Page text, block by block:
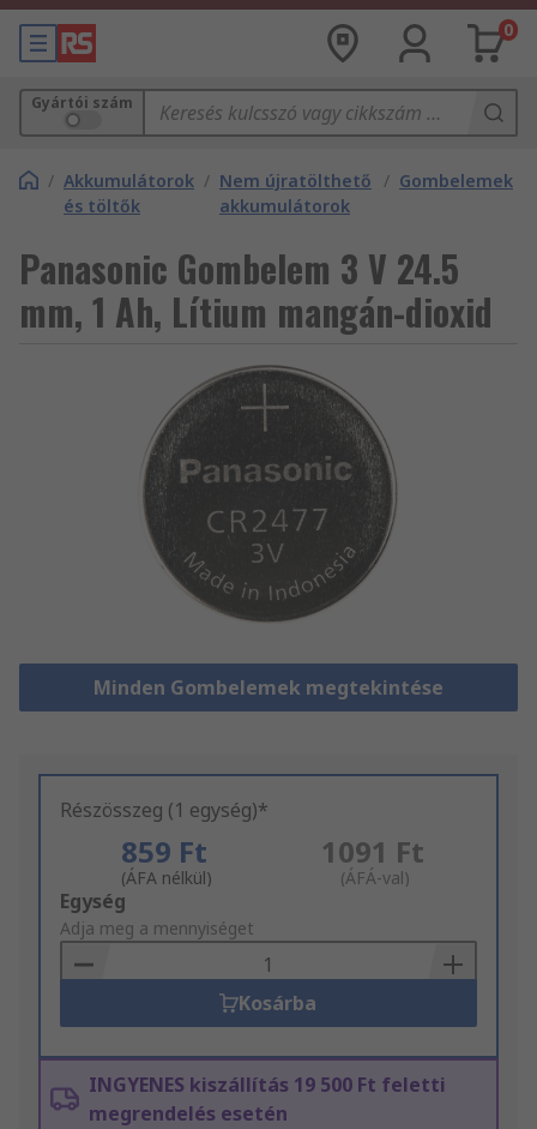
0
Gyártói szám
/ Akkumulátorok
és töltők
/ Nem újratölthető
akkumulátorok
/ Gombelemek
Panasonic Gombelem 3 V 24.5
mm, 1 Ah, Lítium mangán-dioxid
Minden Gombelemek megtekintése
Részösszeg (1 egység)*
859 Ft
(ÁFA nélkül)
1091 Ft
(ÁFÁ-val)
Add
to
Basket
Egység
Adja meg a mennyiséget
Kosárba
INGYENES kiszállítás 19 500 Ft feletti
megrendelés esetén